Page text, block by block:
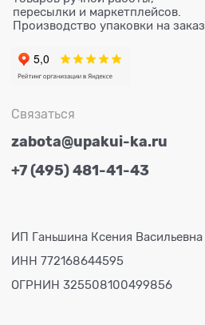
пересылки и маркетплейсов.
Производство упаковки на заказ.
Связаться
zabota@upakui-ka.ru
+7 (495) 481-41-43
ИП Ганьшина Ксения Васильевна
ИНН 772168644595
ОГРНИН 325508100499856